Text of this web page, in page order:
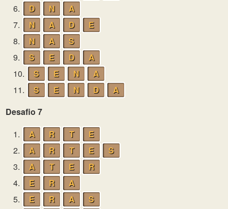
6.
D N
A
7.
N A D
E
8.
N A
S
9.
S E D
A
10.
S E N
A
11.
S E N D
A
Desafio 7
1.
A R T
E
2.
A R T E
S
3.
A T E
R
4.
E R
A
5.
E R A
S